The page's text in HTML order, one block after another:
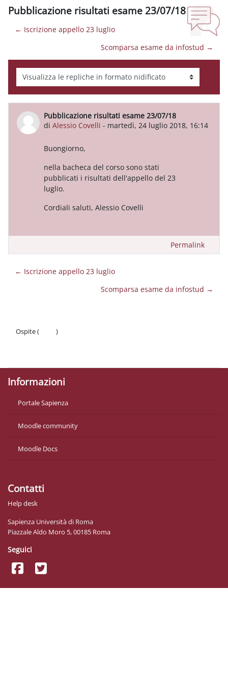
Pubblicazione risultati esame 23/07/18
← Iscrizione appello 23 luglio
Scomparsa esame da infostud →
Modalità visualizzazione
Pubblicazione risultati esame 23/07/18
di Alessio Covelli - martedì, 24 luglio 2018, 16:14
Numero di risposte: 0
Buongiorno,
nella bacheca del corso sono stati
pubblicati i risultati dell'appello del 23
luglio.
Cordiali saluti, Alessio Covelli
Permalink
← Iscrizione appello 23 luglio
Scomparsa esame da infostud →
Ospite (
)
Informazioni
Portale Sapienza
Moodle community
Moodle Docs
Contatti
Help desk
Sapienza Università di Roma
Piazzale Aldo Moro 5, 00185 Roma
Seguici